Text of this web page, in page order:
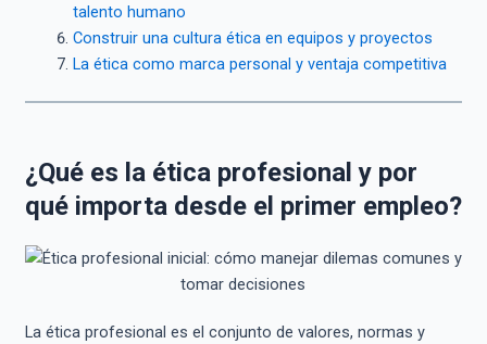
talento humano
Construir una cultura ética en equipos y proyectos
La ética como marca personal y ventaja competitiva
¿Qué es la ética profesional y por
qué importa desde el primer empleo?
La ética profesional es el conjunto de valores, normas y